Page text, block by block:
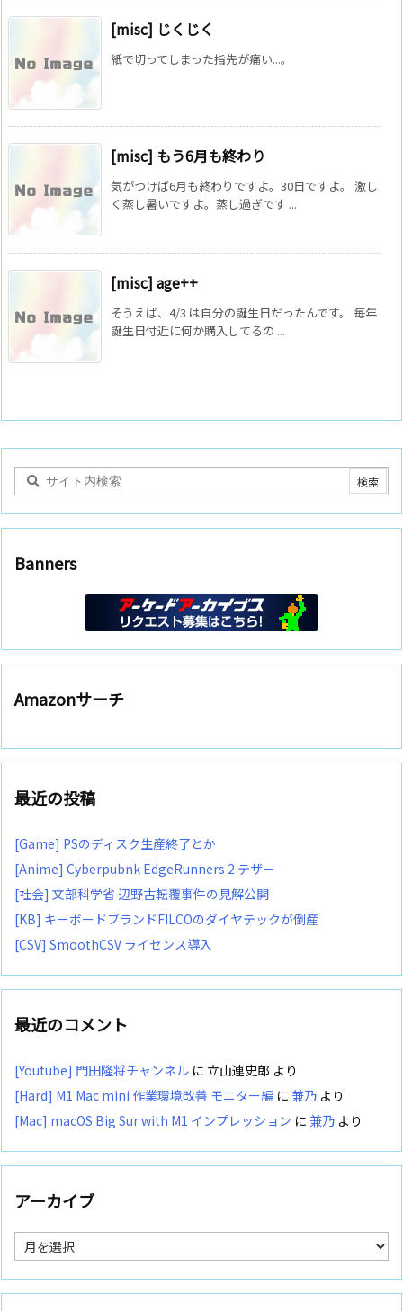
[misc] じくじく
紙で切ってしまった指先が痛い...。
[misc] もう6月も終わり
気がつけば6月も終わりですよ。30日ですよ。 激し
く蒸し暑いですよ。蒸し過ぎです ...
[misc] age++
そうえば、4/3 は自分の誕生日だったんです。 毎年
誕生日付近に何か購入してるの ...
Banners
Amazonサーチ
最近の投稿
[Game] PSのディスク生産終了とか
[Anime] Cyberpubnk EdgeRunners 2 テザー
[社会] 文部科学省 辺野古転覆事件の見解公開
[KB] キーボードブランドFILCOのダイヤテックが倒産
[CSV] SmoothCSV ライセンス導入
最近のコメント
[Youtube] 門田隆将チャンネル に 立山連史郎 より
[Hard] M1 Mac mini 作業環境改善 モニター編 に 兼乃 より
[Mac] macOS Big Sur with M1 インプレッション に 兼乃 より
アーカイブ
ア
ー
カ
イ